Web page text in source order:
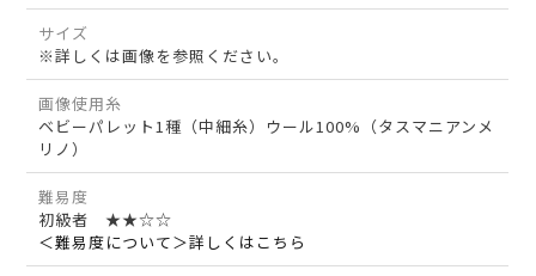
サイズ
※詳しくは画像を参照ください。
画像使用糸
ベビーパレット1種（中細糸）ウール100%（タスマニアンメ
リノ）
難易度
初級者 ★★☆☆
＜難易度について＞詳しくはこちら